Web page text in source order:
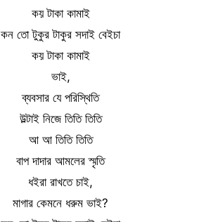
কয় টাকা কামাই
কন তো টুকুর টাকুর সদাই বেইচা
কয় টাকা কামাই
ভাই,
ব্যবসার যে পরিস্থিতি
উল্টাই নিজে তিতি তিতি
আ আ তিতি তিতি
বাপ দাদার আমলের স্মৃতি
ধইরা রাখতে চাই,
মাগার কেমনে ধরুম ভাই?